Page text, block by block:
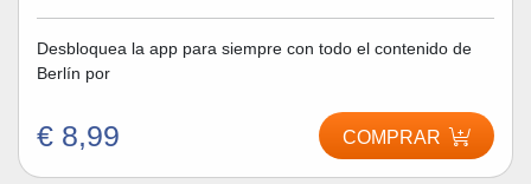
Desbloquea la app para siempre con todo el contenido de
Berlín por
€ 8,99 COMPRAR